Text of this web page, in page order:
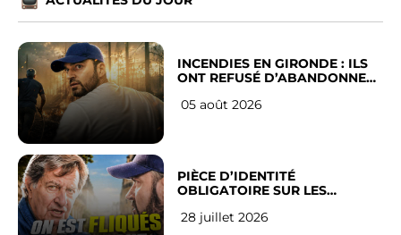
INCENDIES EN GIRONDE : ILS
ONT REFUSÉ D’ABANDONNER
05 août 2026
PIÈCE D’IDENTITÉ
OBLIGATOIRE SUR LES
Français
28 juillet 2026